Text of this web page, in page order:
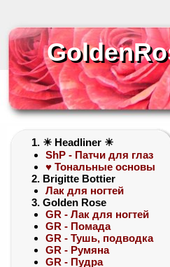
1. ☀ Headliner ☀
ShP - Патчи для глаз
♥ Тональные основы
2. Brigitte Bottier
Лак для ногтей
3. Golden Rose
GR - Лак для ногтей
GR - Помада
GR - Тушь, подводка
GR - Румяна
GR - Пудра